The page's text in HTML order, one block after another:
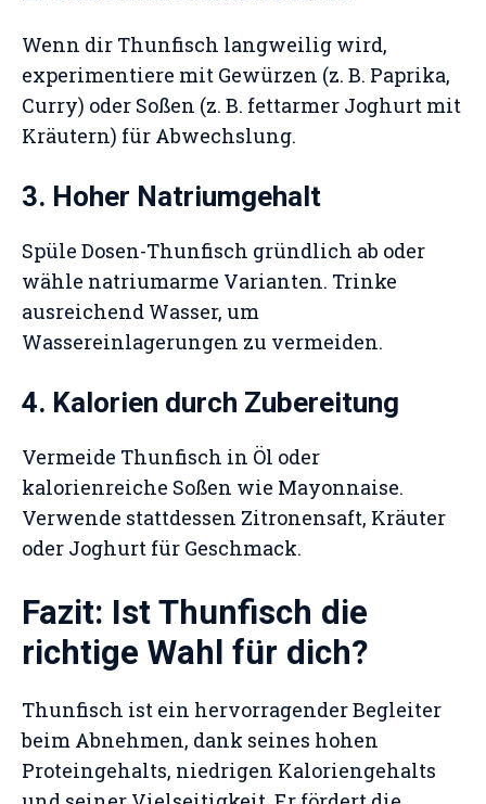
Wenn dir Thunfisch langweilig wird,
experimentiere mit Gewürzen (z. B. Paprika,
Curry) oder Soßen (z. B. fettarmer Joghurt mit
Kräutern) für Abwechslung.
3. Hoher Natriumgehalt
Spüle Dosen-Thunfisch gründlich ab oder
wähle natriumarme Varianten. Trinke
ausreichend Wasser, um
Wassereinlagerungen zu vermeiden.
4. Kalorien durch Zubereitung
Vermeide Thunfisch in Öl oder
kalorienreiche Soßen wie Mayonnaise.
Verwende stattdessen Zitronensaft, Kräuter
oder Joghurt für Geschmack.
Fazit: Ist Thunfisch die
richtige Wahl für dich?
Thunfisch ist ein hervorragender Begleiter
beim Abnehmen, dank seines hohen
Proteingehalts, niedrigen Kaloriengehalts